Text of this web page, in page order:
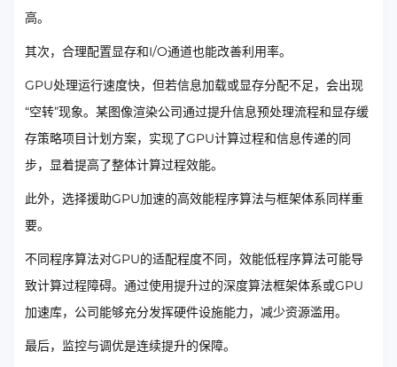
高。
其次，合理配置显存和I/O通道也能改善利用率。
GPU处理运行速度快，但若信息加载或显存分配不足，会出现
“空转”现象。某图像渲染公司通过提升信息预处理流程和显存缓
存策略项目计划方案，实现了GPU计算过程和信息传递的同
步，显着提高了整体计算过程效能。
此外，选择援助GPU加速的高效能程序算法与框架体系同样重
要。
不同程序算法对GPU的适配程度不同，效能低程序算法可能导
致计算过程障碍。通过使用提升过的深度算法框架体系或GPU
加速库，公司能够充分发挥硬件设施能力，减少资源滥用。
最后，监控与调优是连续提升的保障。